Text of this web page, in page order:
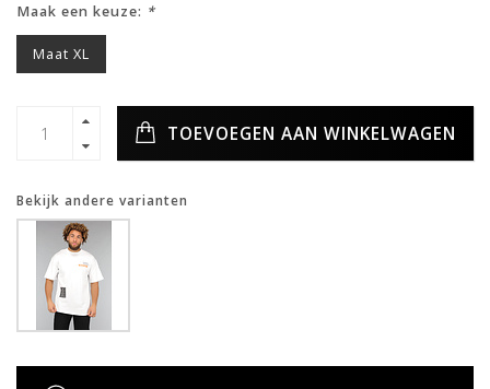
Maak een keuze: *
Maat XL
TOEVOEGEN AAN WINKELWAGEN
Bekijk andere varianten